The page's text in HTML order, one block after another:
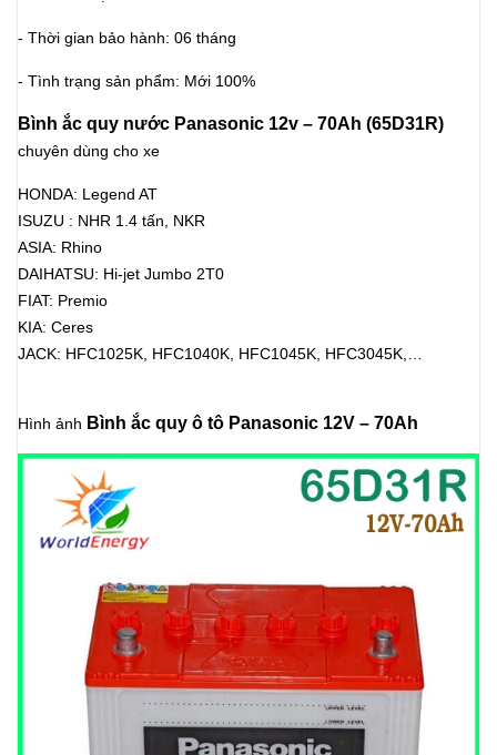
- Thời gian bảo hành: 06 tháng
- Tình trạng sản phẩm: Mới 100%
Bình ắc quy nước Panasonic 12v – 70Ah (65D31R)
chuyên dùng cho xe
HONDA: Legend AT
ISUZU : NHR 1.4 tấn, NKR
ASIA: Rhino
DAIHATSU: Hi-jet Jumbo 2T0
FIAT: Premio
KIA: Ceres
JACK: HFC1025K, HFC1040K, HFC1045K, HFC3045K,…
Hình ảnh Bình ắc quy ô tô Panasonic 12V – 70Ah